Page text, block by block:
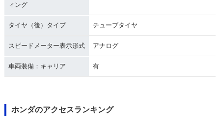
ィング
タイヤ（後）タイプ チューブタイヤ
スピードメーター表示形式 アナログ
車両装備：キャリア 有
ホンダのアクセスランキング